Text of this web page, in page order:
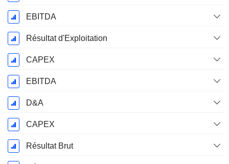
EBITDA
Résultat d'Exploitation
CAPEX
EBITDA
D&A
CAPEX
Résultat Brut